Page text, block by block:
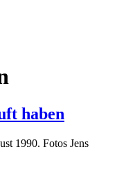
haben
1990. Fotos Jens